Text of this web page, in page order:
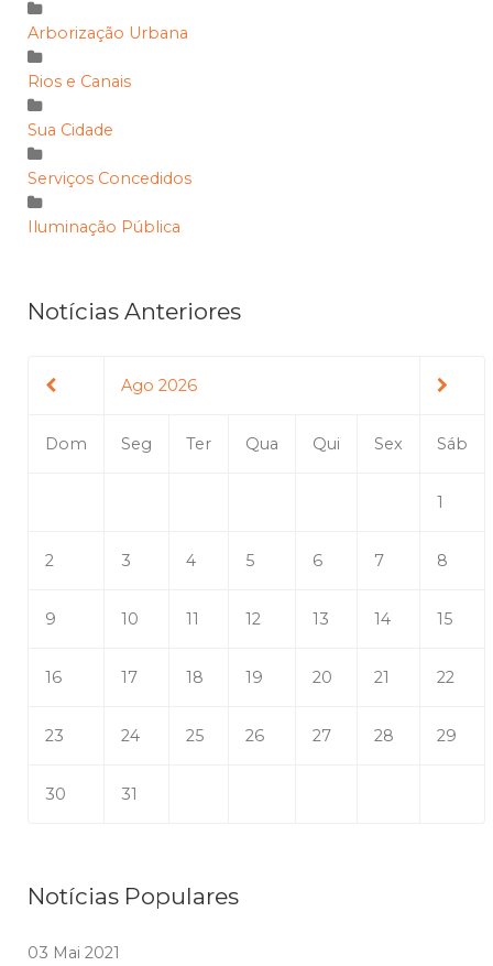
Arborização Urbana
Rios e Canais
Sua Cidade
Serviços Concedidos
Iluminação Pública
Notícias Anteriores
Ago 2026
Dom Seg Ter Qua Qui Sex Sáb
1
2 3 4 5 6 7 8
9 10 11 12 13 14 15
16 17 18 19 20 21 22
23 24 25 26 27 28 29
30 31
Notícias Populares
03 Mai 2021